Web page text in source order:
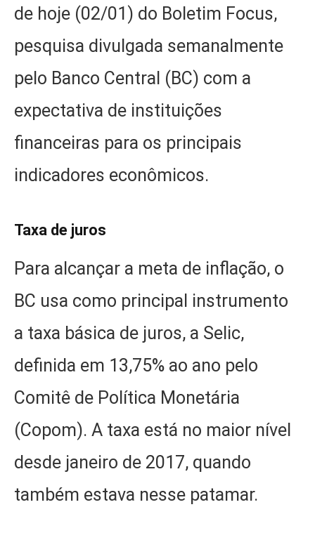
de hoje (02/01) do Boletim Focus,
pesquisa divulgada semanalmente
pelo Banco Central (BC) com a
expectativa de instituições
financeiras para os principais
indicadores econômicos.
Taxa de juros
Para alcançar a meta de inflação, o
BC usa como principal instrumento
a taxa básica de juros, a Selic,
definida em 13,75% ao ano pelo
Comitê de Política Monetária
(Copom). A taxa está no maior nível
desde janeiro de 2017, quando
também estava nesse patamar.